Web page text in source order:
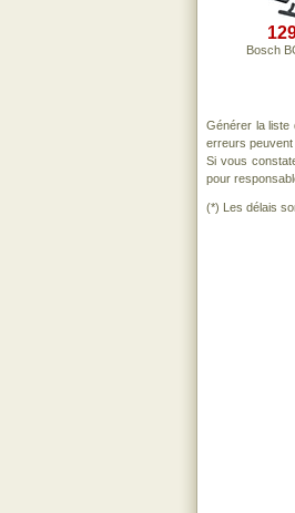
Bosch
Générer la liste
erreurs
Si vous
pour
(*) Les délais